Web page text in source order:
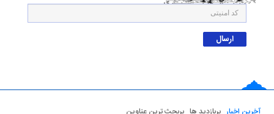
آخرین اخبار پربازدید ها پربحث ترین عناوین